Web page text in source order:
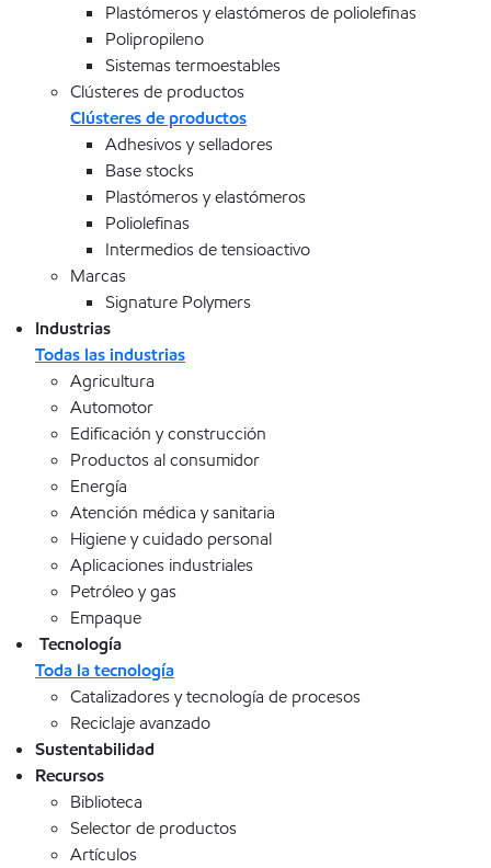
Plastómeros y elastómeros de poliolefinas
Polipropileno
Sistemas termoestables
Clústeres de productos
Clústeres de productos
Adhesivos y selladores
Base stocks
Plastómeros y elastómeros
Poliolefinas
Intermedios de tensioactivo
Marcas
Signature Polymers
Industrias
Todas las industrias
Agricultura
Automotor
Edificación y construcción
Productos al consumidor
Energía
Atención médica y sanitaria
Higiene y cuidado personal
Aplicaciones industriales
Petróleo y gas
Empaque
Tecnología
Toda la tecnología
Catalizadores y tecnología de procesos
Reciclaje avanzado
Sustentabilidad
Recursos
Biblioteca
Selector de productos
Artículos